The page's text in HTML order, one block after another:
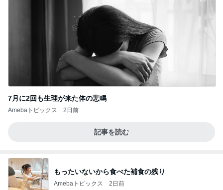
7月に2回も生理が来た体の悲鳴
Amebaトピックス 2日前
記事を読む
もったいないから食べた補食の残り
Amebaトピックス 2日前